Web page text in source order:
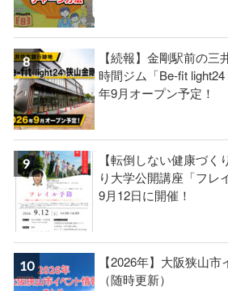
【続報】金剛駅前の
時間ジム「Be-fit
年9月オープン予定！
【転倒しない健康づく
り大学公開講座「フレ
9月12日に開催！
【2026年】大阪狭山
（随時更新）